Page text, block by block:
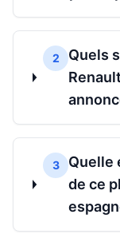
2
Quels
3
Quelle
de ce